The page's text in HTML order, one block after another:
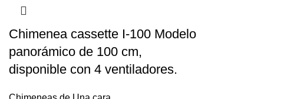
Chimenea cassette I-100 Modelo
panorámico de 100 cm,
disponible con 4 ventiladores.